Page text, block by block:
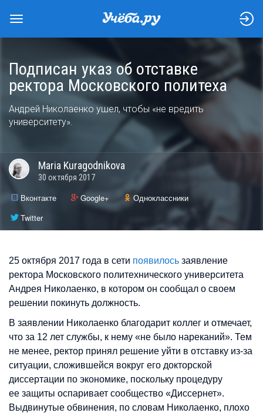
Подписан указ об отставке
ректора Московского политеха
Андрей Николаенко ушел, чтобы «не вредить
университету».
Maria Kuragodnikova
30 октября 2017
Вконтакте Google+
Одноклассники
Twitter
25 октября 2017 года в сети появилось заявление
ректора Московского политехнического университета
Андрея Николаенко, в котором он сообщал о своем
решении покинуть должность.
В заявлении Николаенко благодарит коллег и отмечает,
что за 12 лет службы, к нему «не было нареканий». Тем
не менее, ректор принял решение уйти в отставку из-за
ситуации, сложившейся вокруг его докторской
диссертации по экономике, поскольку процедуру
ее защиты оспаривает сообщество «Диссернет».
Выдвинутые обвинения, по словам Николаенко, плохо